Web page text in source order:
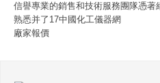
信譽專業的銷售和技術服務團隊憑
熟悉并了17中國化工儀器網
廠家報價